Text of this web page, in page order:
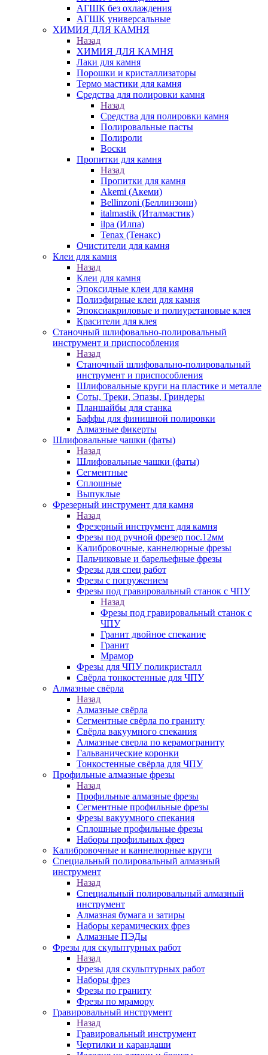
АГШК без охлаждения
АГШК универсальные
ХИМИЯ ДЛЯ КАМНЯ
Назад
ХИМИЯ ДЛЯ КАМНЯ
Лаки для камня
Порошки и кристаллизаторы
Термо мастики для камня
Средства для полировки камня
Назад
Средства для полировки камня
Полировальные пасты
Полироли
Воски
Пропитки для камня
Назад
Пропитки для камня
Akemi (Акеми)
Bellinzoni (Беллинзони)
italmastik (Италмастик)
ilpa (Илпа)
Tenax (Тенакс)
Очистители для камня
Клеи для камня
Назад
Клеи для камня
Эпоксидные клеи для камня
Полиэфирные клеи для камня
Эпоксиакриловые и полиуретановые клея
Красители для клея
Станочный шлифовально-полировальный
инструмент и приспособления
Назад
Станочный шлифовально-полировальный
инструмент и приспособления
Шлифовальные круги на пластике и металле
Соты, Треки, Эпазы, Гриндеры
Планшайбы для станка
Баффы для финишной полировки
Алмазные фикерты
Шлифовальные чашки (фаты)
Назад
Шлифовальные чашки (фаты)
Сегментные
Сплошные
Выпуклые
Фрезерный инструмент для камня
Назад
Фрезерный инструмент для камня
Фрезы под ручной фрезер пос.12мм
Калибровочные, каннелюрные фрезы
Пальчиковые и барельефные фрезы
Фрезы для спец работ
Фрезы с погружением
Фрезы под гравировальный станок с ЧПУ
Назад
Фрезы под гравировальный станок с
ЧПУ
Гранит двойное спекание
Гранит
Мрамор
Фрезы для ЧПУ поликристалл
Свёрла тонкостенные для ЧПУ
Алмазные свёрла
Назад
Алмазные свёрла
Сегментные свёрла по граниту
Свёрла вакуумного спекания
Алмазные сверла по керамограниту
Гальванические коронки
Тонкостенные свёрла для ЧПУ
Профильные алмазные фрезы
Назад
Профильные алмазные фрезы
Сегментные профильные фрезы
Фрезы вакуумного спекания
Сплошные профильные фрезы
Наборы профильных фрез
Калибровочные и каннелюрные круги
Специальный полировальный алмазный
инструмент
Назад
Специальный полировальный алмазный
инструмент
Алмазная бумага и затиры
Наборы керамических фрез
Алмазные ПЭДы
Фрезы для скульптурных работ
Назад
Фрезы для скульптурных работ
Наборы фрез
Фрезы по граниту
Фрезы по мрамору
Гравировальный инструмент
Назад
Гравировальный инструмент
Чертилки и карандаши